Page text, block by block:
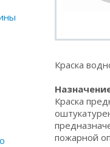
Краска
Краска
пожарной